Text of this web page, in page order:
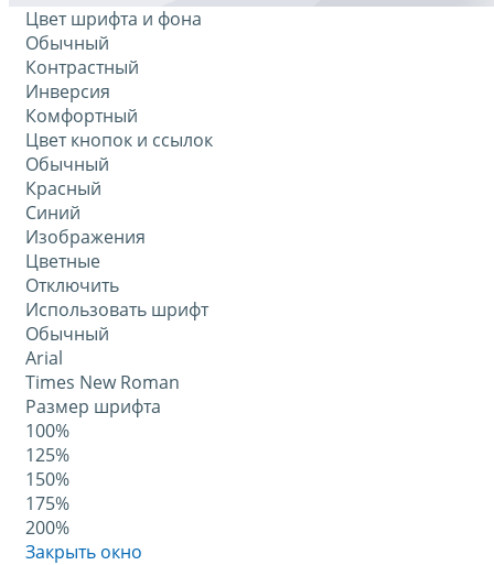
Цвет шрифта и фона
Обычный
Контрастный
Инверсия
Комфортный
Цвет кнопок и ссылок
Обычный
Красный
Синий
Изображения
Цветные
Отключить
Использовать шрифт
Обычный
Arial
Times New Roman
Размер шрифта
100%
125%
150%
175%
200%
Закрыть окно